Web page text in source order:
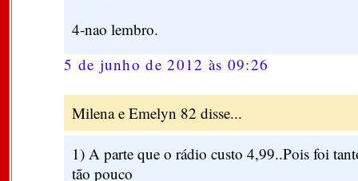
4-nao lembro.
5 de junho de 2012 às 09:26
Milena e Emelyn 82 disse...
1) A parte que o rádio custo 4,99..Pois foi
tão pouco